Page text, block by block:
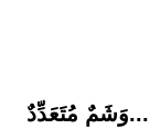
وَشَمٌ مُتَعَدِّدٌ...